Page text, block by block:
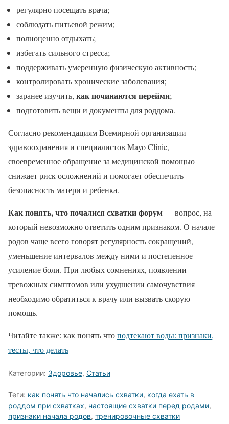
регулярно посещать врача;
соблюдать питьевой режим;
полноценно отдыхать;
избегать сильного стресса;
поддерживать умеренную физическую активность;
контролировать хронические заболевания;
заранее изучить, как починаются перейми;
подготовить вещи и документы для роддома.
Согласно рекомендациям Всемирной организации
здравоохранения и специалистов Mayo Clinic,
своевременное обращение за медицинской помощью
снижает риск осложнений и помогает обеспечить
безопасность матери и ребенка.
Как понять, что почалися схватки форум— вопрос, на
который невозможно ответить одним признаком. О начале
родов чаще всего говорят регулярность сокращений,
уменьшение интервалов между ними и постепенное
усиление боли. При любых сомнениях, появлении
тревожных симптомов или ухудшении самочувствия
необходимо обратиться к врачу или вызвать скорую
помощь.
Читайте также: как понять чтоподтекают воды: признаки,
тесты, что делать
Категории: Здоровье, Статьи
Теги: как понять что начались схватки, когда ехать в
роддом при схватках, настоящие схватки перед родами,
признаки начала родов, тренировочные схватки